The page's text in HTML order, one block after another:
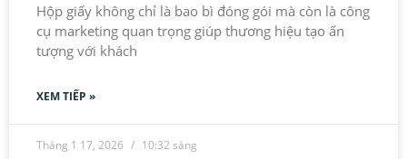
Hộp giấy không chỉ là bao bì đóng gói mà còn là công
cụ marketing quan trọng giúp thương hiệu tạo ấn
tượng với khách
XEM TIẾP »
Tháng 1 17, 2026 10:32 sáng